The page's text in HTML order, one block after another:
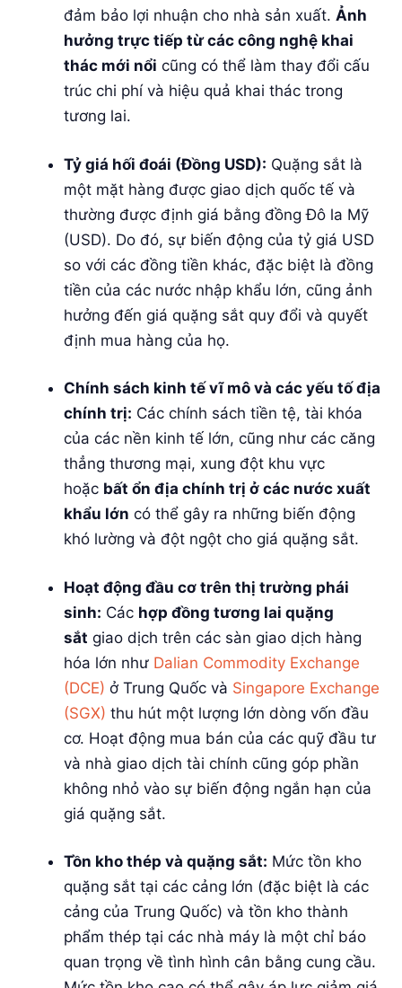
đảm bảo lợi nhuận cho nhà sản xuất. Ảnh
hưởng trực tiếp từ các công nghệ khai
thác mới nổi cũng có thể làm thay đổi cấu
trúc chi phí và hiệu quả khai thác trong
tương lai.
Tỷ giá hối đoái (Đồng USD): Quặng sắt là
một mặt hàng được giao dịch quốc tế và
thường được định giá bằng đồng Đô la Mỹ
(USD). Do đó, sự biến động của tỷ giá USD
so với các đồng tiền khác, đặc biệt là đồng
tiền của các nước nhập khẩu lớn, cũng ảnh
hưởng đến giá quặng sắt quy đổi và quyết
định mua hàng của họ.
Chính sách kinh tế vĩ mô và các yếu tố địa
chính trị: Các chính sách tiền tệ, tài khóa
của các nền kinh tế lớn, cũng như các căng
thẳng thương mại, xung đột khu vực
hoặc bất ổn địa chính trị ở các nước xuất
khẩu lớn có thể gây ra những biến động
khó lường và đột ngột cho giá quặng sắt.
Hoạt động đầu cơ trên thị trường phái
sinh: Các hợp đồng tương lai quặng
sắt giao dịch trên các sàn giao dịch hàng
hóa lớn như Dalian Commodity Exchange
(DCE) ở Trung Quốc và Singapore Exchange
(SGX) thu hút một lượng lớn dòng vốn đầu
cơ. Hoạt động mua bán của các quỹ đầu tư
và nhà giao dịch tài chính cũng góp phần
không nhỏ vào sự biến động ngắn hạn của
giá quặng sắt.
Tồn kho thép và quặng sắt: Mức tồn kho
quặng sắt tại các cảng lớn (đặc biệt là các
cảng của Trung Quốc) và tồn kho thành
phẩm thép tại các nhà máy là một chỉ báo
quan trọng về tình hình cân bằng cung cầu.